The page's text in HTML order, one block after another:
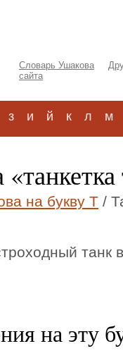
Словарь Ушакова
сайта
з и й к л м
на букву Т /
танк
на эту